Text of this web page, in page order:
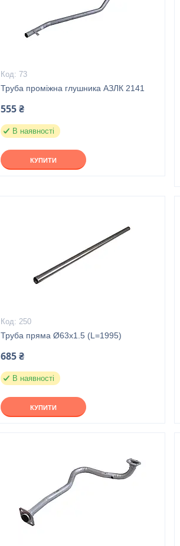
73
Труба проміжна глушника АЗЛК 2141
555 ₴
В наявності
КУПИТИ
250
Труба пряма Ø63х1.5 (L=1995)
685 ₴
В наявності
КУПИТИ